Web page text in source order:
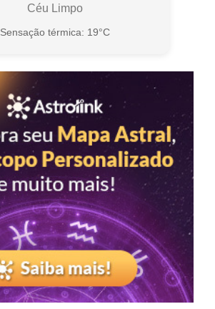
Céu Limpo
Sensação térmica: 19°C